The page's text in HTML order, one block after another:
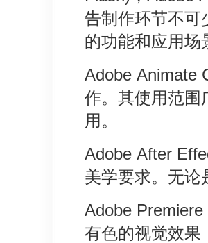
告制作环节不可
的功能和应用场
Adobe Animate
作。其使用范围
用。
Adobe After
美学要求。无论
Adobe
有色的视觉效果